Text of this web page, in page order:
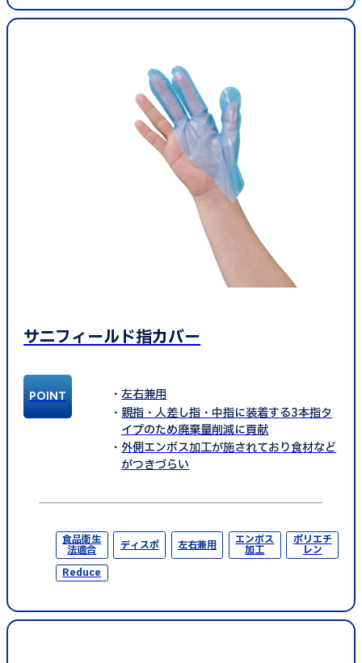
サニフィールド指カバー
左右兼用
親指・人差し指・中指に装着する3本指タ
イプのため廃棄量削減に貢献
外側エンボス加工が施されており食材など
がつきづらい
食品衛生
法適合 ディスポ 左右兼用 エンボス
加工
ポリエチ
レン
Reduce